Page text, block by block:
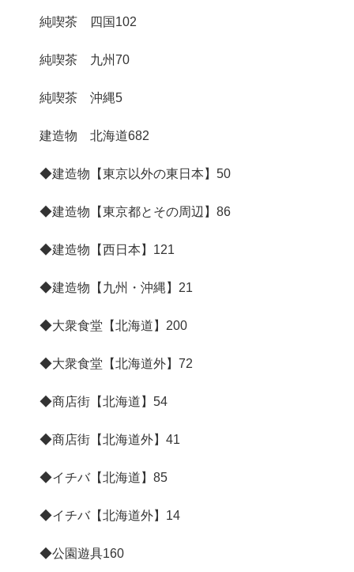
純喫茶 四国 102
純喫茶 九州70
純喫茶 沖縄5
建造物 北海道682
◆建造物【東京以外の東日本】 50
◆建造物【東京都とその周辺】 86
◆建造物【西日本】 121
◆建造物【九州・沖縄】 21
◆大衆食堂【北海道】 200
◆大衆食堂【北海道外】 72
◆商店街【北海道】 54
◆商店街【北海道外】 41
◆イチバ【北海道】 85
◆イチバ【北海道外】 14
◆公園遊具160